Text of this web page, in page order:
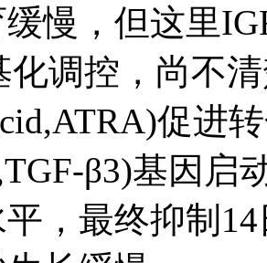
慢，但这里
化调控，尚不
促进
β3)基因启
，最终抑制